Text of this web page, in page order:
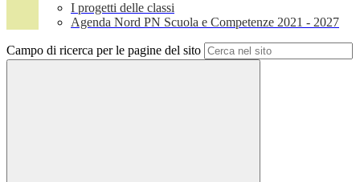
I progetti delle classi
Agenda Nord PN Scuola e Competenze 2021 - 2027
Campo di ricerca per le pagine del sito